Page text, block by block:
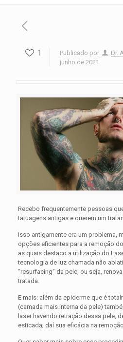
1 Publicado por Dr.
junho de 2021
Recebo frequentemente pessoas
tatuagens antigas e querem um
Isso antigamente era um problema,
opções eficientes para a remoção
as quais destaco a utilização do
tecnologia de luz chamada não
“resurfacing” da pele, ou seja,
tratada.
E mais: além da epiderme que é
(camada mais interna da pele)
laser havendo retração dessa pele,
esticada; daí sua eficácia na